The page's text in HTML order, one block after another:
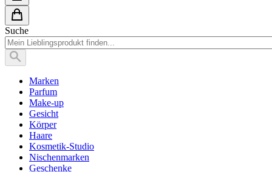
Suche
Marken
Parfum
Make-up
Gesicht
Körper
Haare
Kosmetik-Studio
Nischenmarken
Geschenke